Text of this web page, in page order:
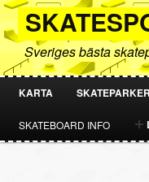
Sveriges bästa
HOPPA
TILL
HOPPA
TILL
KARTA SKATEPARKER
SKATEBOARD INFO